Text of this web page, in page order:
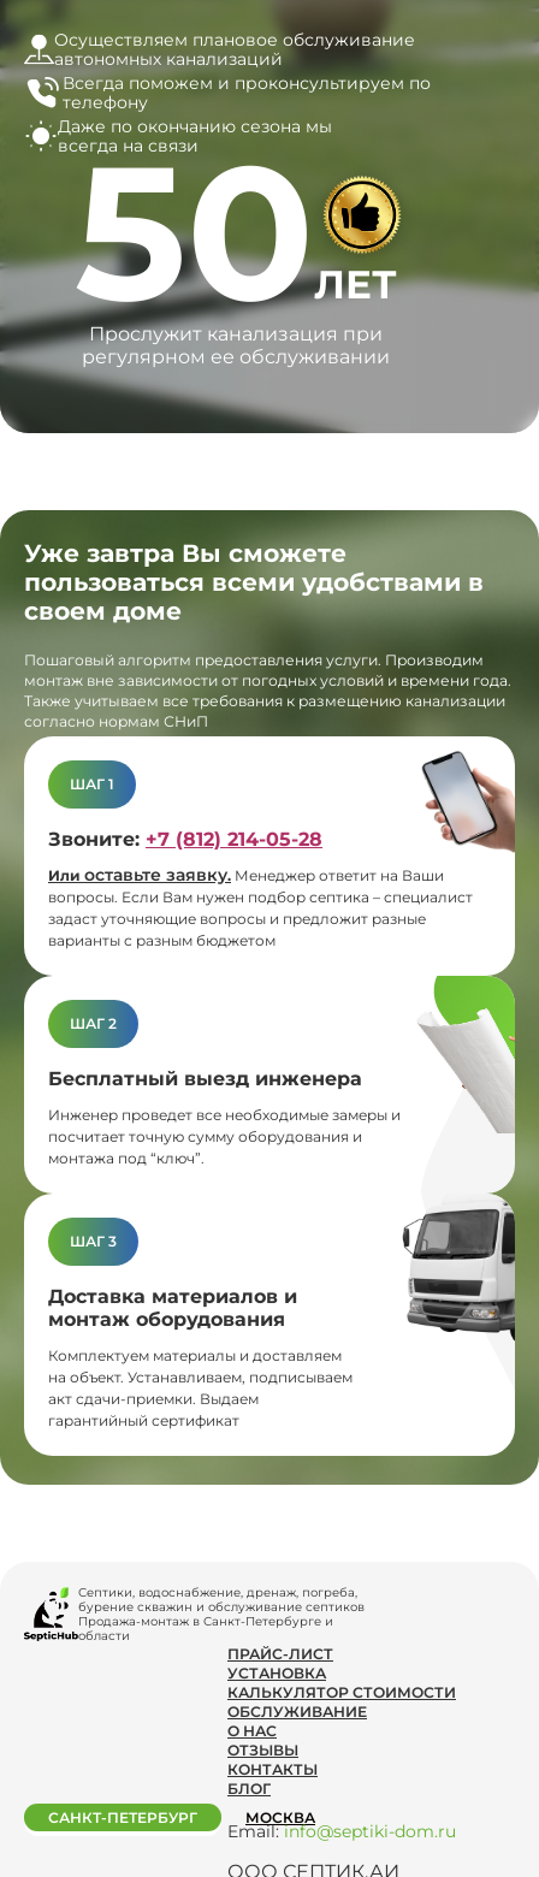
Осуществляем плановое обслуживание
автономных канализаций
Всегда поможем и проконсультируем по
телефону
Даже по окончанию сезона мы
всегда на связи
50ЛЕТ
Прослужит канализация при
регулярном ее обслуживании
Уже завтра Вы сможете
пользоваться всеми удобствами в
своем доме
Пошаговый алгоритм предоставления услуги. Производим
монтаж вне зависимости от погодных условий и времени года.
Также учитываем все требования к размещению канализации
согласно нормам СНиП
ШАГ 1
Звоните: +7 (812) 214-05-28
Или оставьте заявку. Менеджер ответит на Ваши
вопросы. Если Вам нужен подбор септика – специалист
задаст уточняющие вопросы и предложит разные
варианты с разным бюджетом
ШАГ 2
Бесплатный выезд инженера
Инженер проведет все необходимые замеры и
посчитает точную сумму оборудования и
монтажа под “ключ”.
ШАГ 3
Доставка материалов и
монтаж оборудования
Комплектуем материалы и доставляем
на объект. Устанавливаем, подписываем
акт сдачи-приемки. Выдаем
гарантийный сертификат
Септики, водоснабжение, дренаж, погреба,
бурение скважин и обслуживание септиков
Продажа-монтаж в Санкт-Петербурге и
области
ПРАЙС-ЛИСТ
УСТАНОВКА
КАЛЬКУЛЯТОР СТОИМОСТИ
ОБСЛУЖИВАНИЕ
О НАС
ОТЗЫВЫ
КОНТАКТЫ
БЛОГ
Email:info@septiki-dom.ru
ООО СЕПТИК.АИ
САНКТ-ПЕТЕРБУРГ МОСКВА